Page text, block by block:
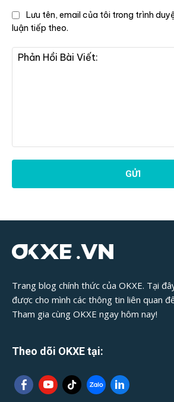
Hồi
Viết:
Lưu tên, email của tôi trong trình
luận tiếp theo.
Trang blog chính thức của OKXE. Tại
được cho mình các thông tin liên quan
Tham gia cùng OKXE ngay hôm nay!
Theo dõi OKXE tại: